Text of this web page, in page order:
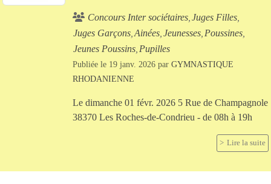
Concours Inter sociétaires Juges Filles
Juges Garçons Ainées Jeunesses Poussines
Jeunes Poussins Pupilles
Publiée le 19 janv. 2026 par GYMNASTIQUE
RHODANIENNE
Le dimanche 01 févr. 2026 5 Rue de Champagnole
38370 Les Roches-de-Condrieu - de 08h à 19h
Lire la suite